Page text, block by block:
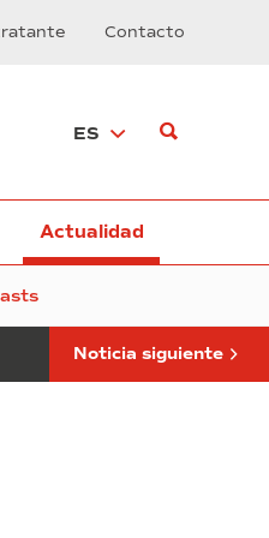
Contacto
ES
Actualidad
atrás
mañana
gran
cita
Noticia siguiente